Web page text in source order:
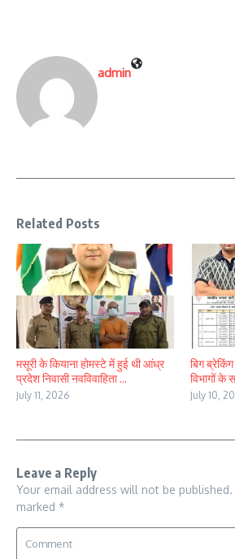
admin
Related Posts
मसूरी के कियाना होमस्टे में हुई थी आंध्र
प्रदेश निवासी नवविवाहिता ...
July 11, 2026
बिग
विभागों के
July 10,
Leave a Reply
Your email address will not be published.
marked *